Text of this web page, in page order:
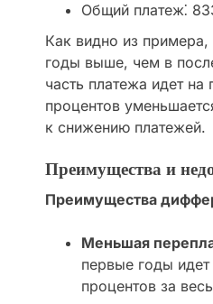
Общий платеж⁚
Как видно из
годы выше, чем в
часть платежа идет
процентов
к снижению платежей.
Преимущества и
Преимущества
Меньшая
первые годы
процентов за